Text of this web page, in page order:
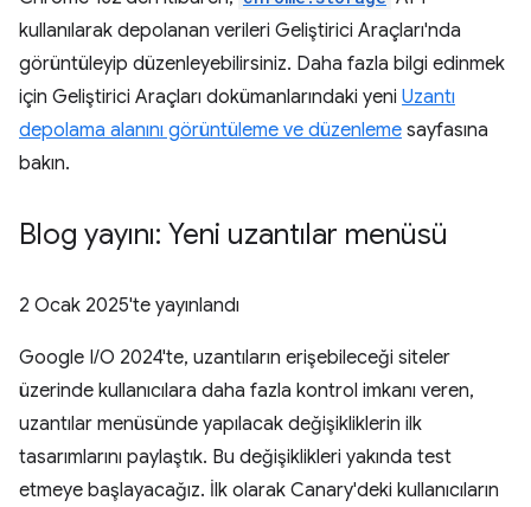
kullanılarak depolanan verileri Geliştirici Araçları'nda
görüntüleyip düzenleyebilirsiniz. Daha fazla bilgi edinmek
için Geliştirici Araçları dokümanlarındaki yeni Uzantı
depolama alanını görüntüleme ve düzenleme sayfasına
bakın.
Blog yayını: Yeni uzantılar menüsü
2 Ocak 2025'te yayınlandı
Google I/O 2024'te, uzantıların erişebileceği siteler
üzerinde kullanıcılara daha fazla kontrol imkanı veren,
uzantılar menüsünde yapılacak değişikliklerin ilk
tasarımlarını paylaştık. Bu değişiklikleri yakında test
etmeye başlayacağız. İlk olarak Canary'deki kullanıcıların